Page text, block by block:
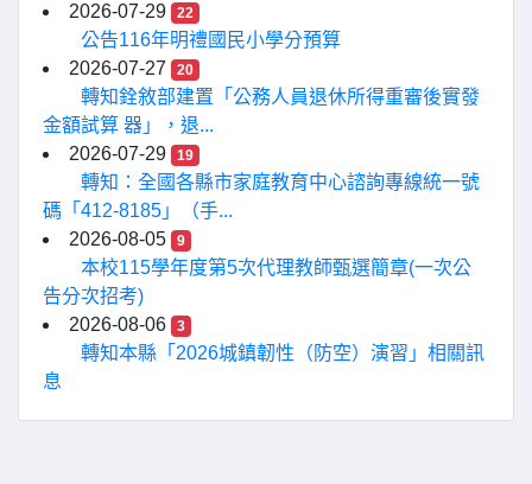
2026-07-29
22
公告116年明禮國民小學分預算
2026-07-27
20
轉知銓敘部建置「公務人員退休所得重審後實發
金額試算 器」，退...
2026-07-29
19
轉知：全國各縣市家庭教育中心諮詢專線統一號
碼「412-8185」（手...
2026-08-05
9
本校115學年度第5次代理教師甄選簡章(一次公
告分次招考)
2026-08-06
3
轉知本縣「2026城鎮韌性（防空）演習」相關訊
息